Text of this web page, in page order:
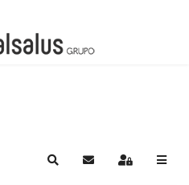
SearchSuscribirse a las
Sign In